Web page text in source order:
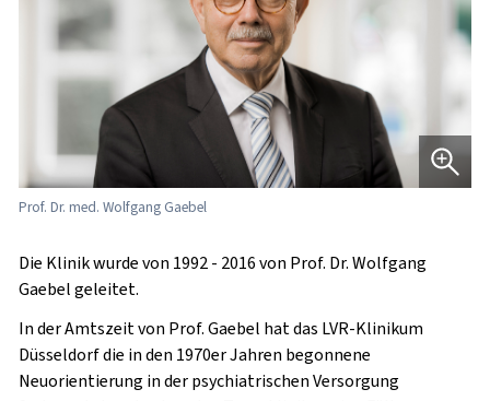
Prof. Dr. med. Wolfgang Gaebel
Die Klinik wurde von 1992 - 2016 von Prof. Dr. Wolfgang
Gaebel geleitet.
In der Amtszeit von Prof. Gaebel hat das LVR-Klinikum
Düsseldorf die in den 1970er Jahren begonnene
Neuorientierung in der psychiatrischen Versorgung